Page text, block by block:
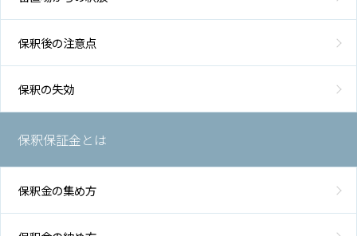
保釈後の注意点
保釈の失効
保釈保証金とは
保釈金の集め方